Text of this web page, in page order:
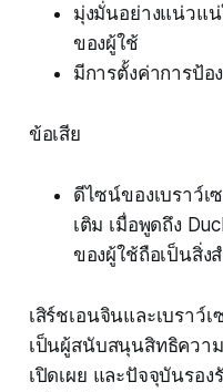
มุ่งมั่นอย่างแน่วแ
ของผู้ใช้
มีการตั้งค่าการป้อ
ข้อเสีย
ดีไซน์ของเบราว์เ
เติม เมื่อพูดถึง
ของผู้ใช้ถือเป็นสิ่
เสิร์ชเอนจินและเบราว์
เป็นผู้สนับสนุนสิทธิควา
เปิดเผย และปัจจุบันรอ